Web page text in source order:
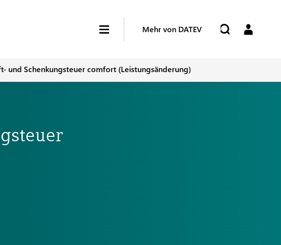
Mehr von DATEV
und Schenkungsteuer comfort (Leistungsänderung)